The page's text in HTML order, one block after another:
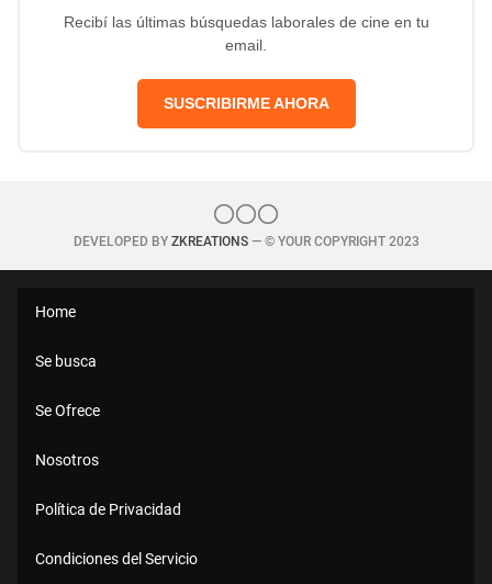
Recibí las últimas búsquedas laborales de cine en tu
email.
SUSCRIBIRME AHORA
DEVELOPED BY ZKREATIONS— © YOUR COPYRIGHT 2023
Home
Se busca
Se Ofrece
Nosotros
Política de Privacidad
Condiciones del Servicio